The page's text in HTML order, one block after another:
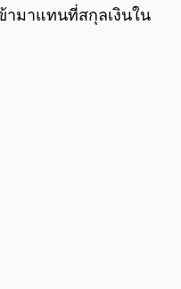
ามาแทนที่สกุลเงินใน